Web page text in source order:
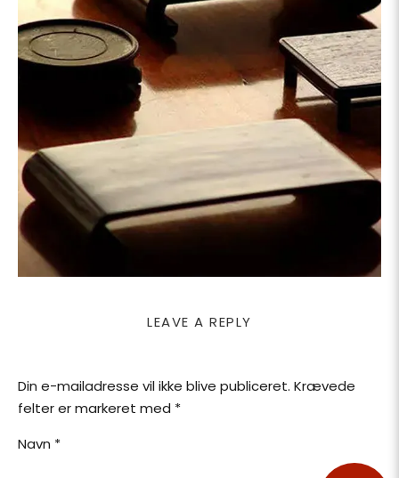
LEAVE A REPLY
Din e-mailadresse vil ikke blive publiceret. Krævede
felter er markeret med *
Navn *